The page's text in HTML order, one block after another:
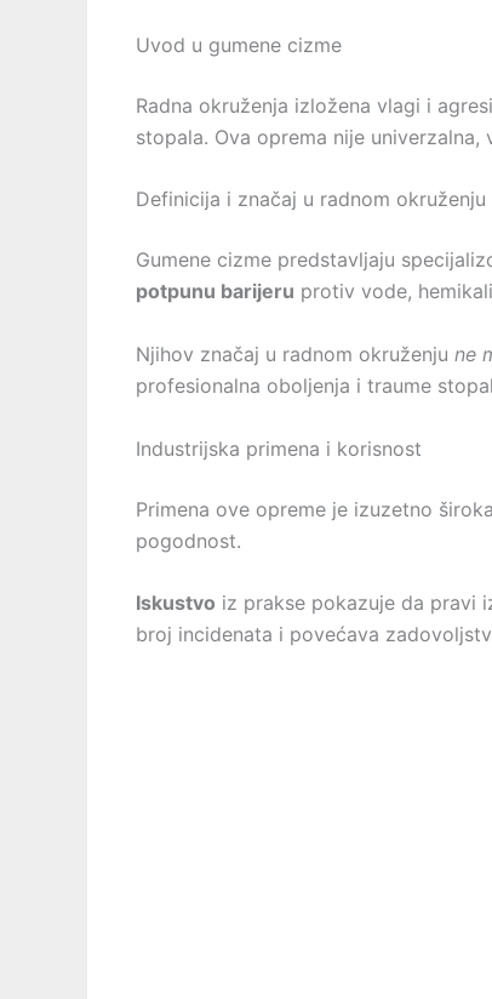
Uvod u gumene cizme
Radna okruženja izložena vlagi i
stopala. Ova oprema nije
Definicija i značaj u radnom okruženju
Gumene cizme predstavljaju
potpunu barijeru protiv vode,
Njihov značaj u radnom okruženju ne
profesionalna oboljenja i traume
Industrijska primena i korisnost
Primena ove opreme je izuzetno
pogodnost.
Iskustvo iz prakse pokazuje da pravi
broj incidenata i povećava